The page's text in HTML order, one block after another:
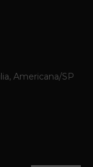
Americana/SP